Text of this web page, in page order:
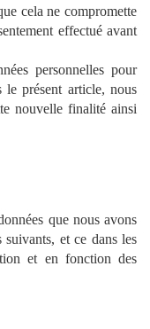
cela ne compromette
effectué avant
personnelles pour
le présent article, nous
nouvelle finalité ainsi
que nous avons
et ce dans les
et en fonction des